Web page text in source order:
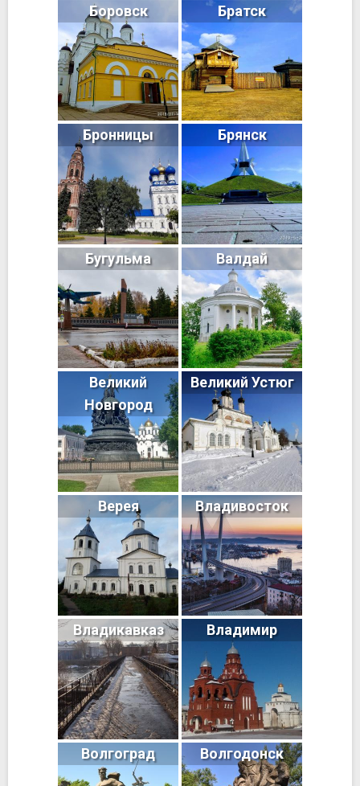
Боровск Братск
Бронницы Брянск
Бугульма Валдай
Великий
Новгород
Великий Устюг
Верея Владивосток
Владикавказ Владимир
Волгоград Волгодонск